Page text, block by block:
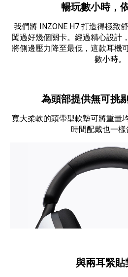
暢玩數小時，
我們將 INZONE H7 打造得極致
闖過好幾個關卡。經過精心設計
將側邊壓力降至最低，這款耳機
數小時。
為頭部提供無可挑
寬大柔軟的頭帶型軟墊可將重量
時間配戴也一樣
與兩耳緊貼